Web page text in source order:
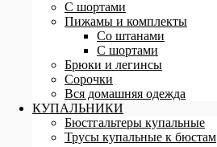
С шортами
Пижамы и комплекты
Со штанами
С шортами
Брюки и легинсы
Сорочки
Вся домашняя одежда
КУПАЛЬНИКИ
Бюстгальтеры купальные
Трусы купальные к бюстам